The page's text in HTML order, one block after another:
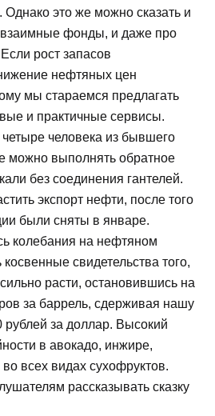
Однако это же можно сказать и
фонды, и даже про
рост запасов
нефтяных цен
мы стараемся предлагать
и практичные сервисы.
человека из бывшего
можно выполнять обратное
без соединения гантелей.
экспорт нефти, после того
были сняты в январе.
колебания на нефтяном
свидетельства того,
расти, остановившись на
за баррель, сдерживая нашу
рублей за доллар. Высокий
в авокадо, инжире,
всех видах сухофруктов.
рассказывать сказку